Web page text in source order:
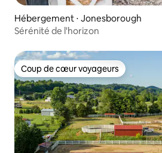
Hébergement ⋅ Jonesborough
Sérénité de l'horizon
Coup de cœur voyageurs
Coup de cœur voyageurs